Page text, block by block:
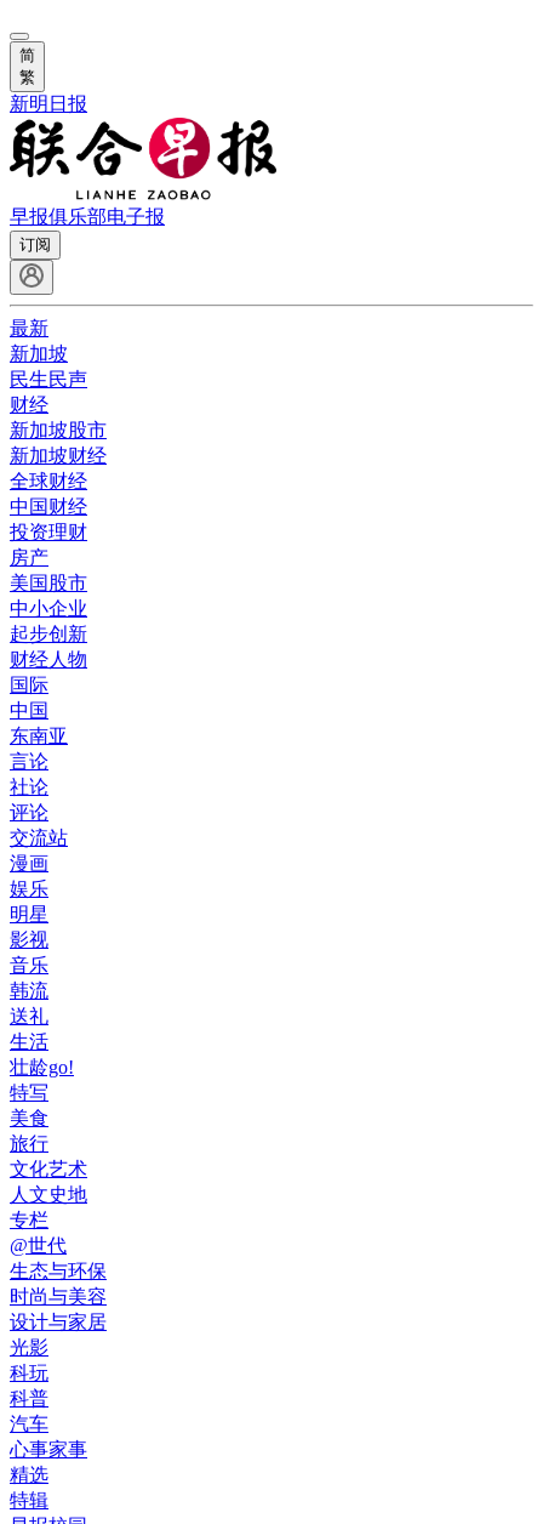
简
繁
新明日报
早报俱乐部电子报
订阅
最新
新加坡
民生民声
财经
新加坡股市
新加坡财经
全球财经
中国财经
投资理财
房产
美国股市
中小企业
起步创新
财经人物
国际
中国
东南亚
言论
社论
评论
交流站
漫画
娱乐
明星
影视
音乐
韩流
送礼
生活
壮龄go!
特写
美食
旅行
文化艺术
人文史地
专栏
@世代
生态与环保
时尚与美容
设计与家居
光影
科玩
科普
汽车
心事家事
精选
特辑